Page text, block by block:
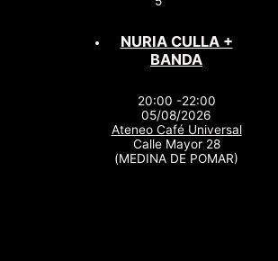
NURIA CULLA +
BANDA
20:00 -22:00
05/08/2026
Ateneo Café Universal
Calle Mayor 28
(MEDINA DE POMAR)